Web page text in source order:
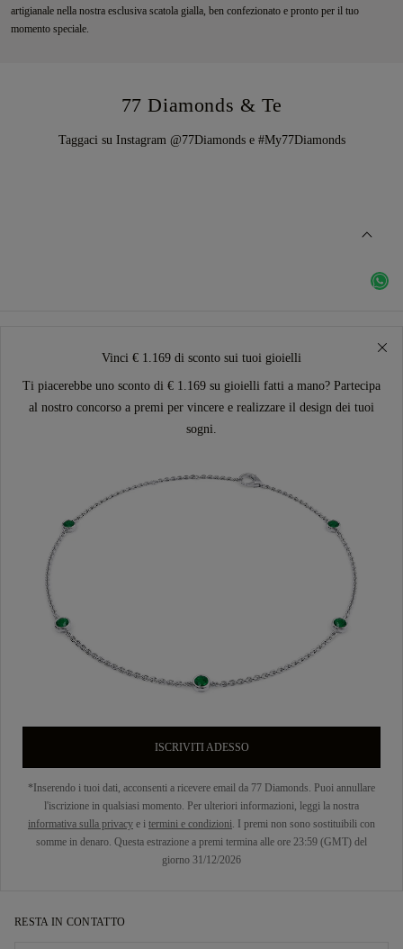
artigianale nella nostra esclusiva scatola gialla, ben confezionato e pronto per il tuo
momento speciale.
77 Diamonds & Te
Taggaci su Instagram @77Diamonds e #My77Diamonds
Vinci € 1.169 di sconto sui tuoi gioielli
Ti piacerebbe uno sconto di € 1.169 su gioielli fatti a mano? Partecipa
al nostro concorso a premi per vincere e realizzare il design dei tuoi
sogni.
ISCRIVITI ADESSO
*Inserendo i tuoi dati, acconsenti a ricevere email da 77 Diamonds. Puoi annullare
l'iscrizione in qualsiasi momento. Per ulteriori informazioni, leggi la nostra
informativa sulla privacy e i termini e condizioni. I premi non sono sostituibili con
somme in denaro. Questa estrazione a premi termina alle ore 23:59 (GMT) del
giorno 31/12/2026
RESTA IN CONTATTO